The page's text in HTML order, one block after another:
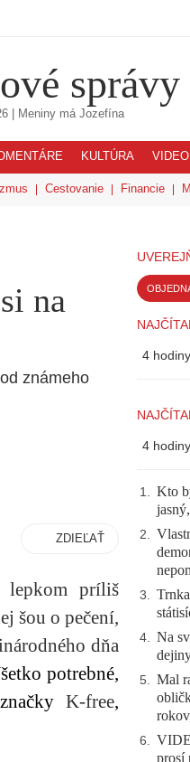
správy
| Meniny má Jozefína
KULTÚRA VIDEO
Cestovanie Financie
na
známeho
ZDIEĽAŤ
príliš
šou o pečení,
dňa
potrebné,
K-free,
4 hodiny
4 hodiny
1. Kto
2.
3.
4. Na
5. Mal
6.
prosí